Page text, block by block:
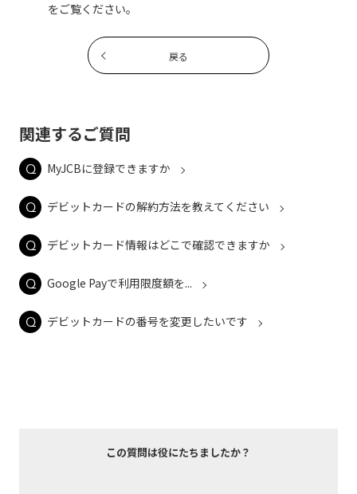
をご覧ください。
戻る
関連するご質問
MyJCBに登録できますか
デビットカードの解約方法を教えてください
デビットカード情報はどこで確認できますか
Google Payで利用限度額を...
デビットカードの番号を変更したいです
この質問は役にたちましたか？